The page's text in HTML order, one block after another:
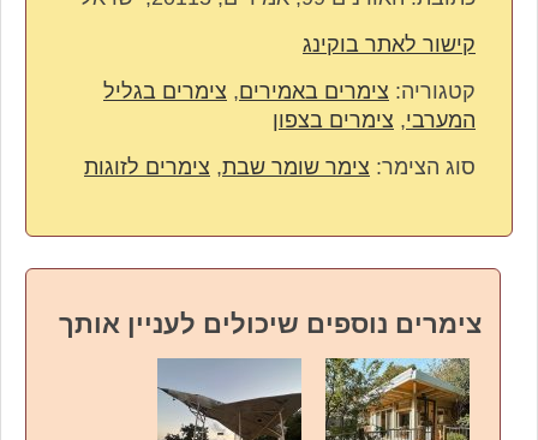
קישור לאתר בוקינג
קטגוריה: צימרים באמירים, צימרים בגליל
המערבי, צימרים בצפון
סוג הצימר: צימר שומר שבת, צימרים לזוגות
צימרים נוספים שיכולים לעניין אותך